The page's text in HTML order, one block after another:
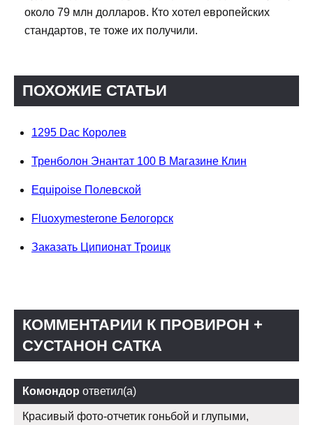
около 79 млн долларов. Кто хотел европейских
стандартов, те тоже их получили.
ПОХОЖИЕ СТАТЬИ
1295 Dac Королев
Тренболон Энантат 100 В Магазине Клин
Equipoise Полевской
Fluoxymesterone Белогорск
Заказать Ципионат Троицк
КОММЕНТАРИИ К ПРОВИРОН +
СУСТАНОН САТКА
Комондор ответил(а)
Красивый фото-отчетик гоньбой и глупыми,